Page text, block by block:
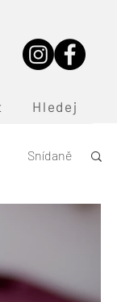
Hledej
Snídaně